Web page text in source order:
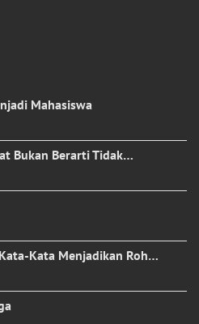
Mahasiswa
Bukan Berarti Tidak…
Kata Menjadikan Roh…